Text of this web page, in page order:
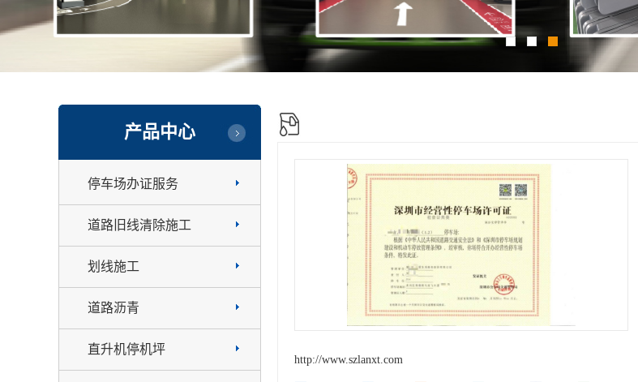
产品中心
停车场办证服务
道路旧线清除施工
划线施工
道路沥青
直升机停机坪
http://www.szlanxt.com